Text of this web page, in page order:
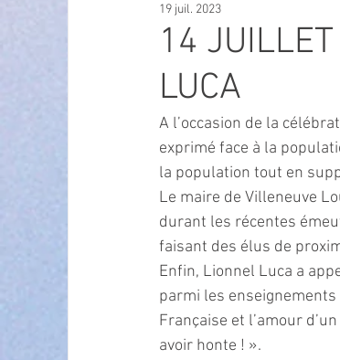
OFFRES D'EMPLOI
ECO MOBILITE
Instruction Publique & Familles
POLE CULTUREL AUGUSTE
14
LUCA
19 juil. 2023
A l’occasion de la
exprimé face à la
la population tout en
Le maire de Villeneuve
durant les récentes
faisant des élus de
Enfin, Lionnel Luca a
parmi les
Française et l’amour
avoir honte ! ».